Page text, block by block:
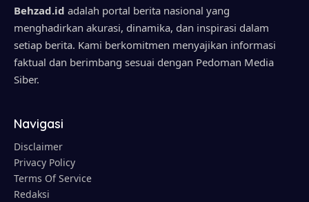
Behzad.id adalah portal berita nasional yang
menghadirkan akurasi, dinamika, dan inspirasi dalam
setiap berita. Kami berkomitmen menyajikan informasi
faktual dan berimbang sesuai dengan Pedoman Media
Siber.
Navigasi
Disclaimer
Privacy Policy
Terms Of Service
Redaksi